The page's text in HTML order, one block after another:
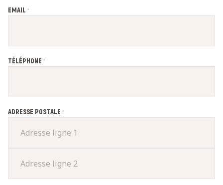
EMAIL *
TÉLÉPHONE *
ADRESSE POSTALE *